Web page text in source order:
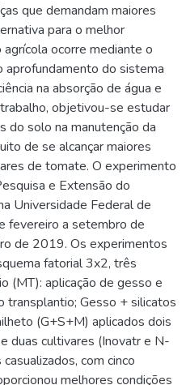
que demandam maiores
para o melhor
ocorre mediante o
do sistema
na absorção de água e
objetivou-se estudar
solo na manutenção da
de se alcançar maiores
de tomate. O experimento
e Extensão do
Universidade Federal de
fevereiro a setembro de
de 2019. Os experimentos
fatorial 3x2, três
(MT): aplicação de gesso e
transplantio; Gesso + silicatos
(G+S+M) aplicados dois
duas cultivares (Inovatr e N-
com cinco
melhores condições